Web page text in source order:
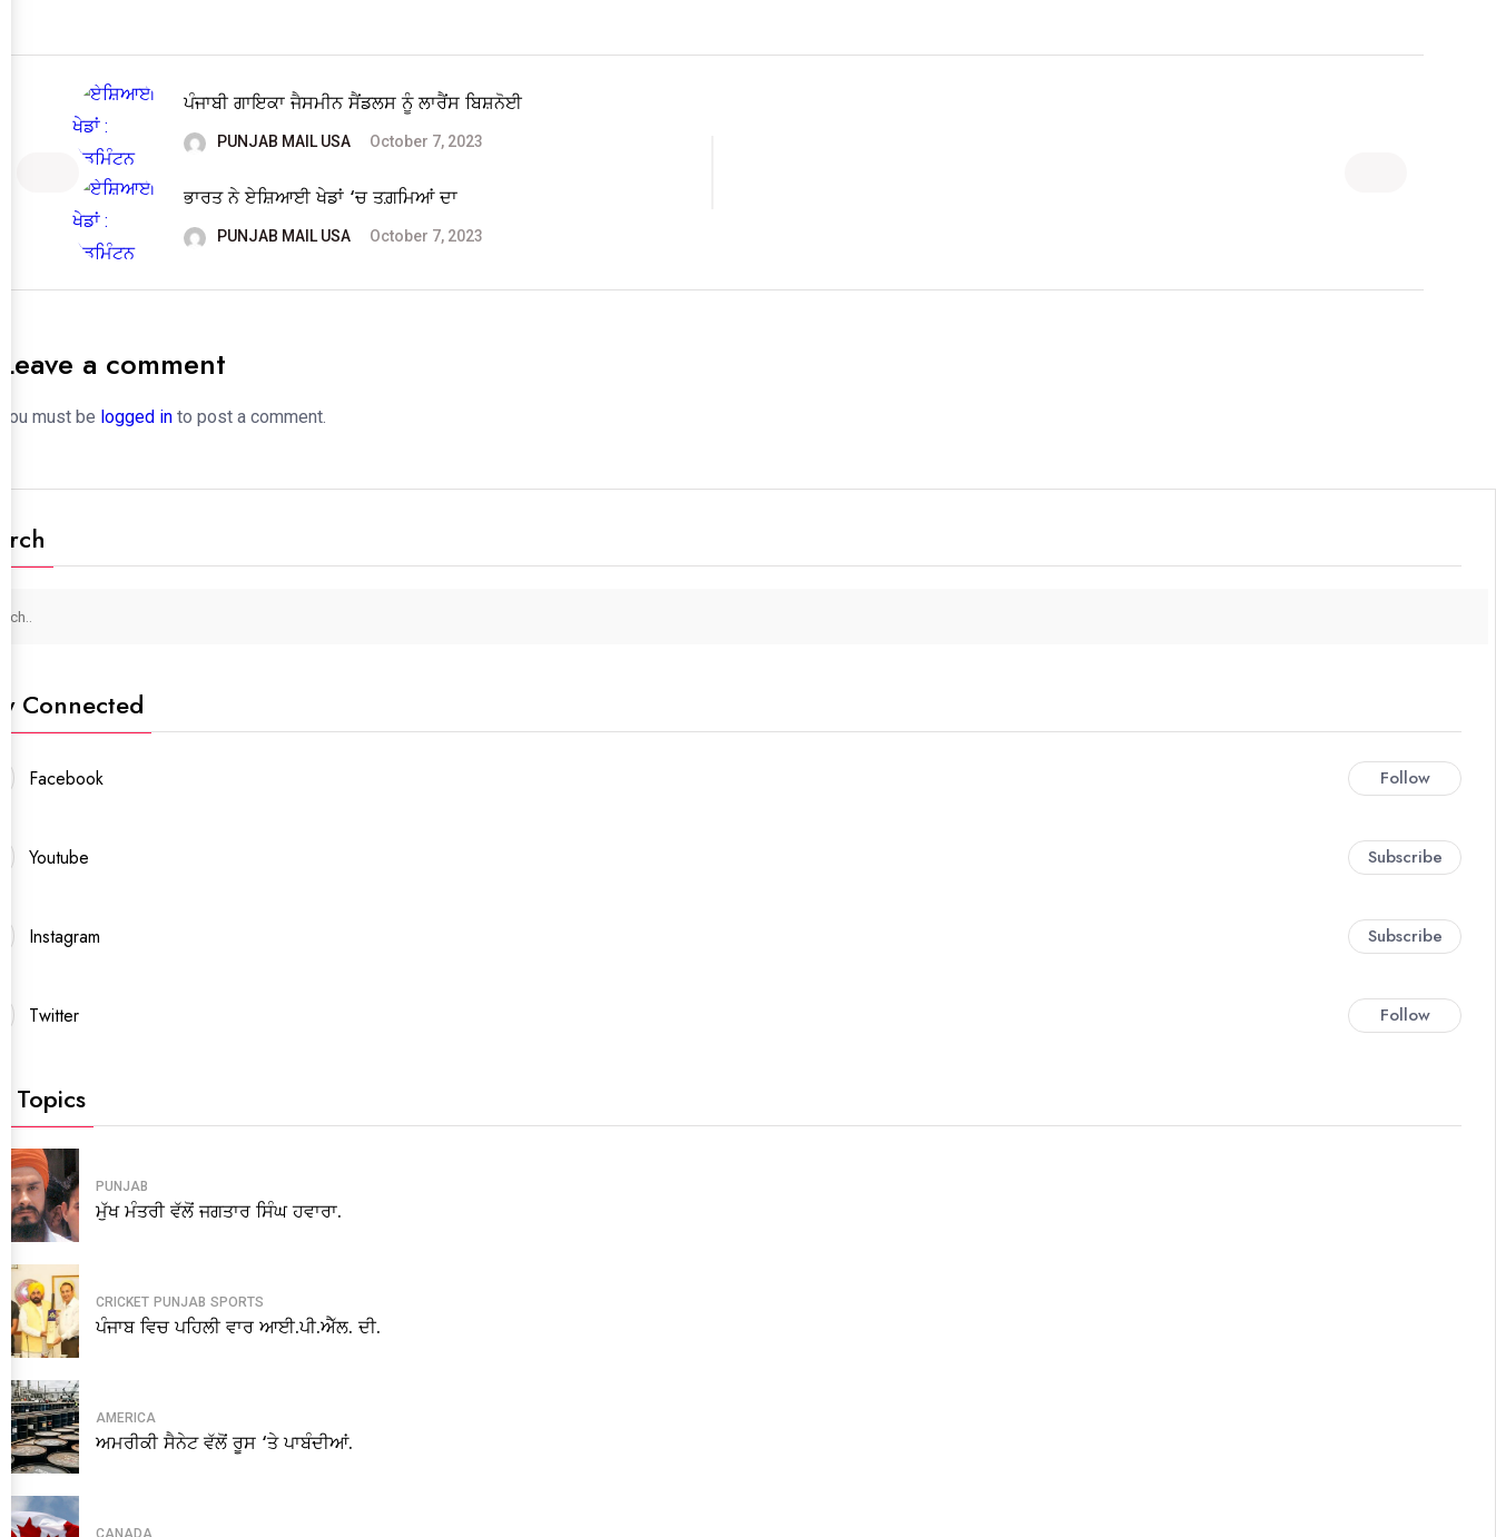
ਪੰਜਾਬੀ ਗਾਇਕਾ ਜੈਸਮੀਨ ਸੈਂਡਲਸ ਨੂੰ ਲਾਰੈਂਸ ਬਿਸ਼ਨੋਈ
PUNJAB MAIL USA October 7, 2023
ਭਾਰਤ ਨੇ ਏਸ਼ਿਆਈ ਖੇਡਾਂ ‘ਚ ਤਗ਼ਮਿਆਂ ਦਾ
PUNJAB MAIL USA October 7, 2023
Leave a comment
You must be logged in to post a comment.
Connected
Facebook Follow
Youtube Subscribe
Instagram Subscribe
Twitter Follow
Topics
PUNJAB
ਮੁੱਖ ਮੰਤਰੀ ਵੱਲੋਂ ਜਗਤਾਰ ਸਿੰਘ ਹਵਾਰਾ.
CRICKET PUNJAB SPORTS
ਪੰਜਾਬ ਵਿਚ ਪਹਿਲੀ ਵਾਰ ਆਈ.ਪੀ.ਐੱਲ. ਦੀ.
AMERICA
ਅਮਰੀਕੀ ਸੈਨੇਟ ਵੱਲੋਂ ਰੂਸ ‘ਤੇ ਪਾਬੰਦੀਆਂ.
CANADA